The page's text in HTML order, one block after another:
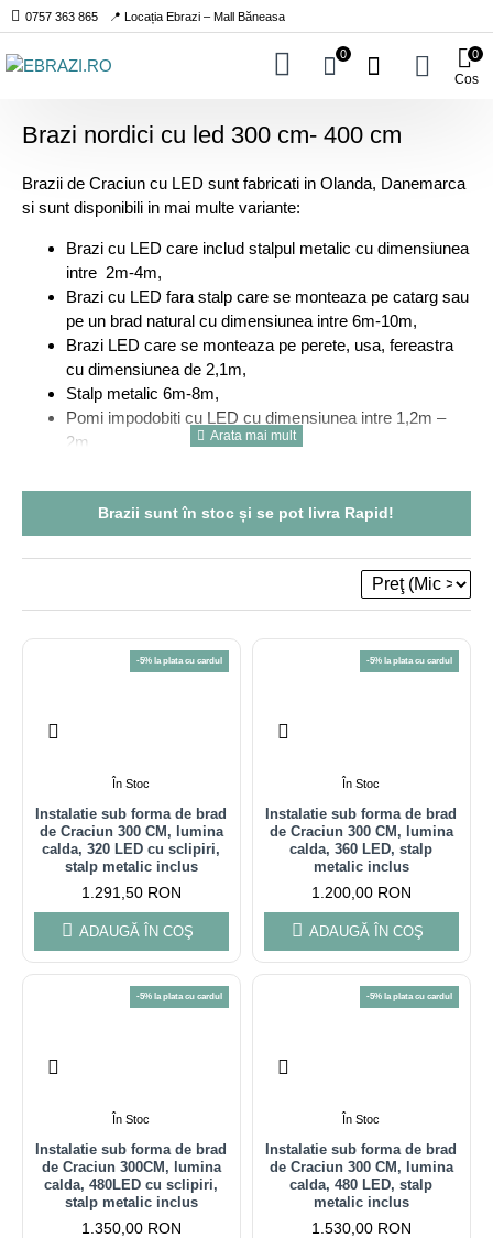
0757 363 865 📍 Locația Ebrazi – Mall Băneasa
0
Cos
0
Brazi nordici cu led 300 cm- 400 cm
Brazii de Craciun cu LED sunt fabricati in Olanda, Danemarca
si sunt disponibili in mai multe variante:
Brazi cu LED care includ stalpul metalic cu dimensiunea
intre 2m-4m,
Brazi cu LED fara stalp care se monteaza pe catarg sau
pe un brad natural cu dimensiunea intre 6m-10m,
Brazi LED care se monteaza pe perete, usa, fereastra
cu dimensiunea de 2,1m,
Stalp metalic 6m-8m,
Pomi impodobiti cu LED cu dimensiunea intre 1,2m –
2m
cald si rece, dispuse orizontal, cablu de minim 5 m, adaptor IP
instalatiilor sub forma de brad au lumină cu LED alb cald.
Pomii cu LED-uri cu stâlp si fara stalp sunt parțial si cu
Brazii suntîn stoc și se pot livra Rapid!
-5% la plata cu cardul
În Stoc
Instalatie sub forma de brad
de Craciun 300 CM, lumina
calda, 320 LED cu sclipiri,
stalp metalic inclus
1.291,50 RON
ADAUGĂ ÎN COŞ
-5% la plata cu cardul
În Stoc
Instalatie sub forma de brad
de Craciun 300 CM, lumina
calda, 360 LED, stalp
metalic inclus
1.200,00 RON
ADAUGĂ ÎN COŞ
-5% la plata cu cardul
În Stoc
Instalatie sub forma de brad
de Craciun 300CM, lumina
calda, 480LED cu sclipiri,
stalp metalic inclus
1.350,00 RON
-5% la plata cu cardul
În Stoc
Instalatie sub forma de brad
de Craciun 300 CM, lumina
calda, 480 LED, stalp
metalic inclus
1.530,00 RON